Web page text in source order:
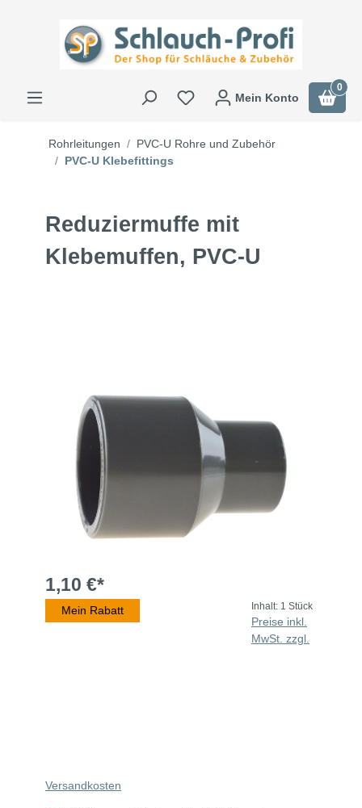
Mein Konto
0
Rohrleitungen
PVC-U Rohre und Zubehör
PVC-U Klebefittings
Reduziermuffe mit
Klebemuffen, PVC-U
1,10 €*
Mein Rabatt Inhalt: 1 Stück
Preise inkl.
MwSt. zzgl.
Versandkosten